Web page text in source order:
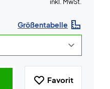
Größentabelle
Favorit